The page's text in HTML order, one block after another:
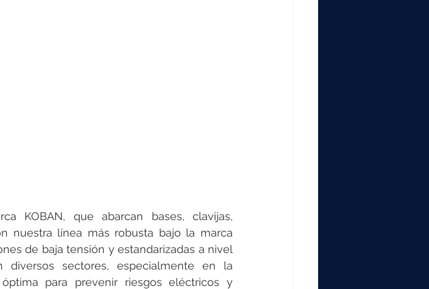
KOBAN, que abarcan bases, clavijas,
nuestra línea más robusta bajo la marca
de baja tensión y estandarizadas a nivel
sectores, especialmente en la
para prevenir riesgos eléctricos y